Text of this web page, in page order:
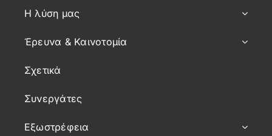
Η λύση μας
Έρευνα & Καινοτομία
Σχετικά
Συνεργάτες
Εξωστρέφεια